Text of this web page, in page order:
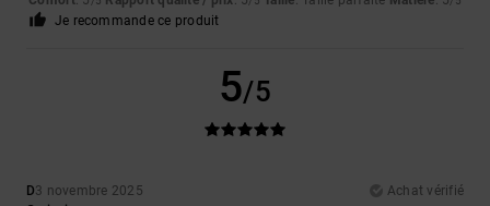
Je recommande ce produit
5/5
D3 novembre 2025
Achat vérifié